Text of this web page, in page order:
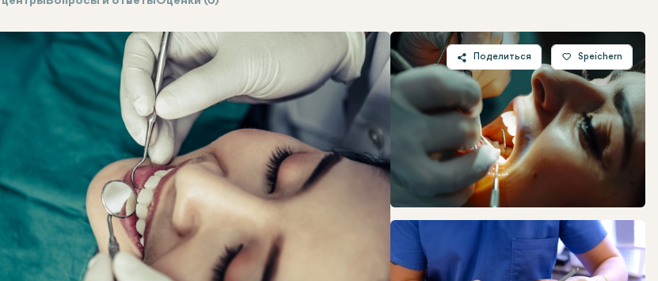
Поделиться
Twitter
Facebook
Linkedin
WhatsApp
Telegram
Электронная почта
Speichern